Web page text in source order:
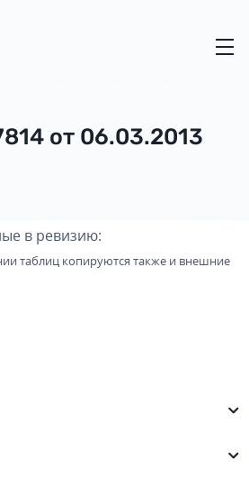
от 06.03.2013
в ревизию:
таблиц копируются также и внешние